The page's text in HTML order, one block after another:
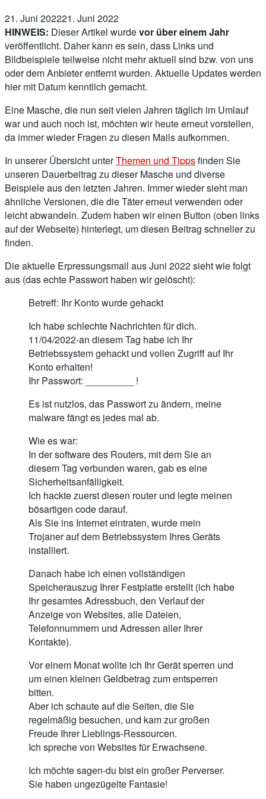
21. Juni 202221. Juni 2022
HINWEIS: Dieser Artikel wurdevor über einem Jahr
veröffentlicht. Daher kann es sein, dass Links und
Bildbeispiele teilweise nicht mehr aktuell sind bzw. von uns
oder dem Anbieter entfernt wurden. Aktuelle Updates werden
hier mit Datum kenntlich gemacht.
Eine Masche, die nun seit vielen Jahren täglich im Umlauf
war und auch noch ist, möchten wir heute erneut vorstellen,
da immer wieder Fragen zu diesen Mails aufkommen.
In unserer Übersicht unterThemen und Tippsfinden Sie
unseren Dauerbeitrag zu dieser Masche und diverse
Beispiele aus den letzten Jahren. Immer wieder sieht man
ähnliche Versionen, die die Täter erneut verwenden oder
leicht abwandeln. Zudem haben wir einen Button (oben links
auf der Webseite) hinterlegt, um diesen Beitrag schneller zu
finden.
Die aktuelle Erpressungsmail aus Juni 2022 sieht wie folgt
aus (das echte Passwort haben wir gelöscht):
Betreff: Ihr Konto wurde gehackt
Ich habe schlechte Nachrichten für dich.
11/04/2022-an diesem Tag habe ich Ihr
Betriebssystem gehackt und vollen Zugriff auf Ihr
Konto erhalten!
Ihr Passwort: _________ !
Es ist nutzlos, das Passwort zu ändern, meine
malware fängt es jedes mal ab.
Wie es war:
In der software des Routers, mit dem Sie an
diesem Tag verbunden waren, gab es eine
Sicherheitsanfälligkeit.
Ich hackte zuerst diesen router und legte meinen
bösartigen code darauf.
Als Sie ins Internet eintraten, wurde mein
Trojaner auf dem Betriebssystem Ihres Geräts
installiert.
Danach habe ich einen vollständigen
Speicherauszug Ihrer Festplatte erstellt (ich habe
Ihr gesamtes Adressbuch, den Verlauf der
Anzeige von Websites, alle Dateien,
Telefonnummern und Adressen aller Ihrer
Kontakte).
Vor einem Monat wollte ich Ihr Gerät sperren und
um einen kleinen Geldbetrag zum entsperren
bitten.
Aber ich schaute auf die Seiten, die Sie
regelmäßig besuchen, und kam zur großen
Freude Ihrer Lieblings-Ressourcen.
Ich spreche von Websites für Erwachsene.
Ich möchte sagen-du bist ein großer Perverser.
Sie haben ungezügelte Fantasie!